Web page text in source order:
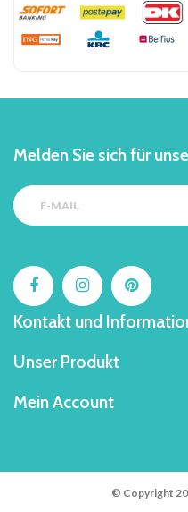
Melden Sie sich für
Kontakt und
Unser Produkt
Mein Account
© Copyright